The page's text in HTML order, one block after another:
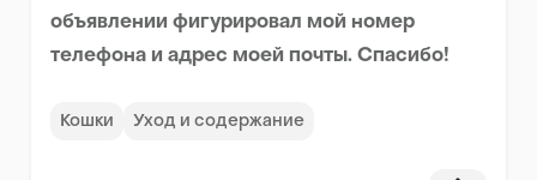
объявлении фигурировал мой номер
телефона и адрес моей почты. Спасибо!
Кошки Уход и содержание